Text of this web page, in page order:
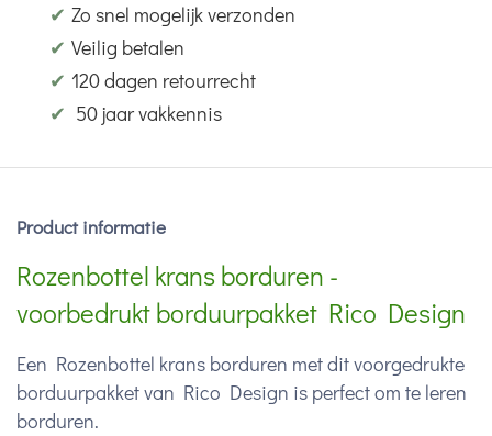
✔ Zo snel mogelijk verzonden
✔ Veilig betalen
✔ 120 dagen retourrecht
✔ 50 jaar vakkennis
Product informatie
Rozenbottel krans borduren -
voorbedrukt borduurpakket Rico Design
Een Rozenbottel krans borduren met dit voorgedrukte
borduurpakket van Rico Design is perfect om te leren
borduren.